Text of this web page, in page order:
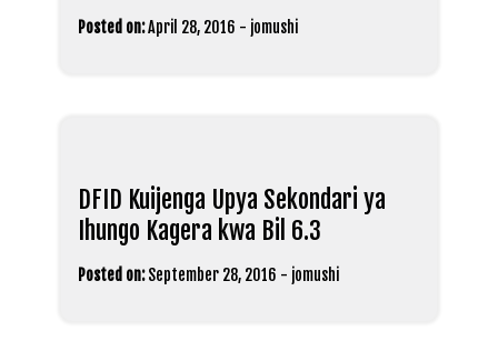
Posted on:April 28, 2016 - jomushi
DFID Kuijenga Upya Sekondari ya
Ihungo Kagera kwa Bil 6.3
Posted on: September 28, 2016 - jomushi